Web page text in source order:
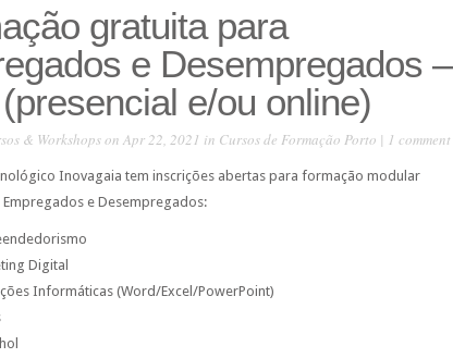
gratuita para
e Desempregados –
e/ou online)
& Workshopson Apr 22, 2021 in Cursos de Formação Porto | 1 comment
Inovagaia tem inscrições abertas para formação modular
e Desempregados:
Digital
Informáticas (Word/Excel/PowerPoint)